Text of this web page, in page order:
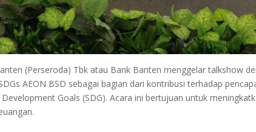
(Perseroda) Tbk atau Bank Banten menggelar talkshow
AEON BSD sebagai bagian dari kontribusi terhadap
Goals (SDG). Acara ini bertujuan untuk